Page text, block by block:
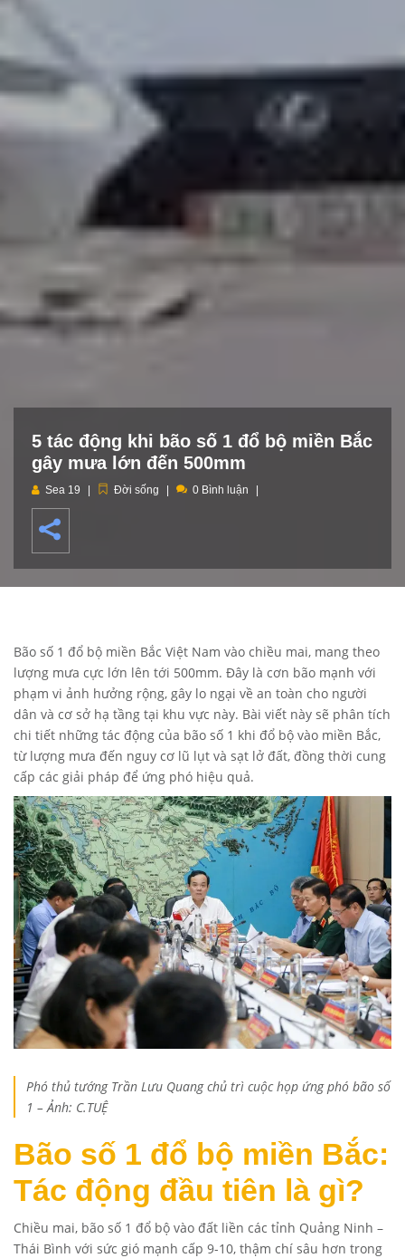
5 tác động khi bão số 1 đổ bộ miền Bắc
gây mưa lớn đến 500mm
Sea 19 Đời sống 0 Bình luận
Bão số 1 đổ bộ miền Bắc Việt Nam vào chiều mai, mang theo
lượng mưa cực lớn lên tới 500mm. Đây là cơn bão mạnh với
phạm vi ảnh hưởng rộng, gây lo ngại về an toàn cho người
dân và cơ sở hạ tầng tại khu vực này. Bài viết này sẽ phân tích
chi tiết những tác động của bão số 1 khi đổ bộ vào miền Bắc,
từ lượng mưa đến nguy cơ lũ lụt và sạt lở đất, đồng thời cung
cấp các giải pháp để ứng phó hiệu quả.
Phó thủ tướng Trần Lưu Quang chủ trì cuộc họp ứng phó bão số
1 – Ảnh: C.TUỆ
Bão số 1 đổ bộ miền Bắc:
Tác động đầu tiên là gì?
Chiều mai, bão số 1 đổ bộ vào đất liền các tỉnh Quảng Ninh –
Thái Bình với sức gió mạnh cấp 9-10, thậm chí sâu hơn trong